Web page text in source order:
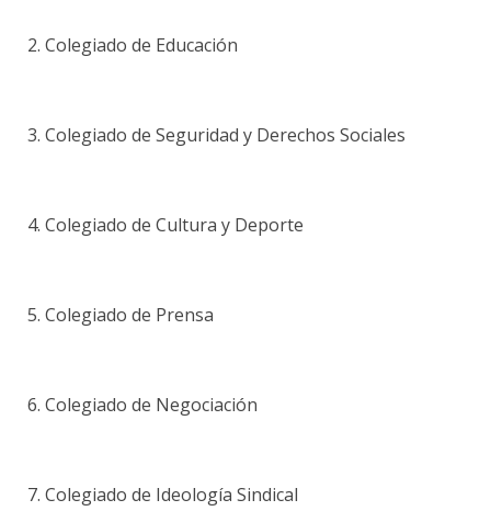
2. Colegiado de Educación
3. Colegiado de Seguridad y Derechos Sociales
4. Colegiado de Cultura y Deporte
5. Colegiado de Prensa
6. Colegiado de Negociación
7. Colegiado de Ideología Sindical